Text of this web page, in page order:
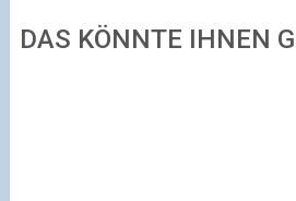
DAS KÖNNTE IHNEN